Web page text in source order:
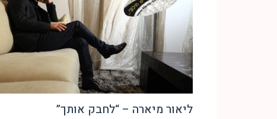
ליאור מיארה – “לחבק אותך”